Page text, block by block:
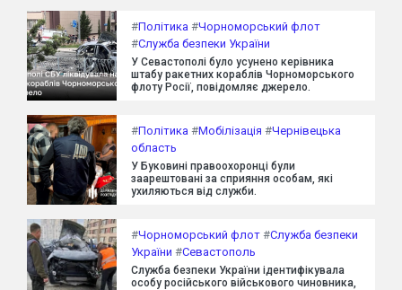
#Політика #Чорноморський флот
#Служба безпеки України
У Севастополі було усунено керівника
штабу ракетних кораблів Чорноморського
флоту Росії, повідомляє джерело.
#Політика #Мобілізація #Чернівецька
область
У Буковині правоохоронці були
заарештовані за сприяння особам, які
ухиляються від служби.
#Чорноморський флот #Служба безпеки
України #Севастополь
Служба безпеки України ідентифікувала
особу російського військового чиновника,